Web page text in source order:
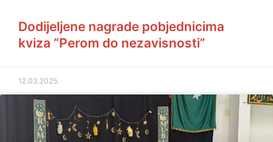
Dodijeljene nagrade pobjednicima
kviza “Perom do nezavisnosti”
12.03.2025.